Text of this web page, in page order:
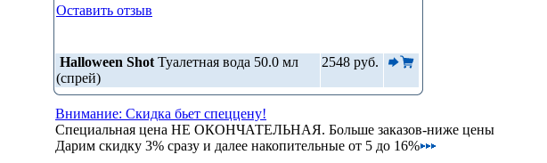
Оставить отзыв
Halloween Shot Туалетная вода 50.0 мл
(спрей)
2548 руб.
Внимание: Скидка бьет спеццену!
Специальная цена НЕ ОКОНЧАТЕЛЬНАЯ. Больше заказов-ниже цены
Дарим скидку 3% сразу и далее накопительные от 5 до 16%